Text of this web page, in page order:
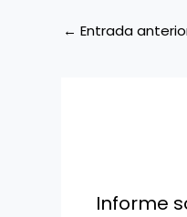
← Entrada
Informe